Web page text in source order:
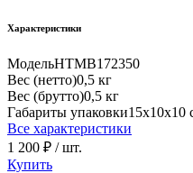
Характеристики
МодельHTMB172350
Вес (нетто)0,5 кг
Вес (брутто)0,5 кг
Габариты упаковки15х10х10
Все характеристики
1 200 ₽ / шт.
Купить